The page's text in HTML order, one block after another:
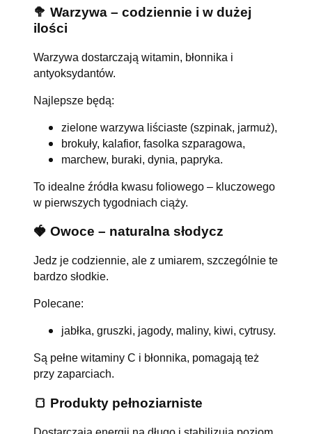
🥦 Warzywa – codziennie i w dużej
ilości
Warzywa dostarczają witamin, błonnika i
antyoksydantów.
Najlepsze będą:
zielone warzywa liściaste (szpinak, jarmuż),
brokuły, kalafior, fasolka szparagowa,
marchew, buraki, dynia, papryka.
To idealne źródła kwasu foliowego – kluczowego
w pierwszych tygodniach ciąży.
🍓 Owoce – naturalna słodycz
Jedz je codziennie, ale z umiarem, szczególnie te
bardzo słodkie.
Polecane:
jabłka, gruszki, jagody, maliny, kiwi, cytrusy.
Są pełne witaminy C i błonnika, pomagają też
przy zaparciach.
🍞 Produkty pełnoziarniste